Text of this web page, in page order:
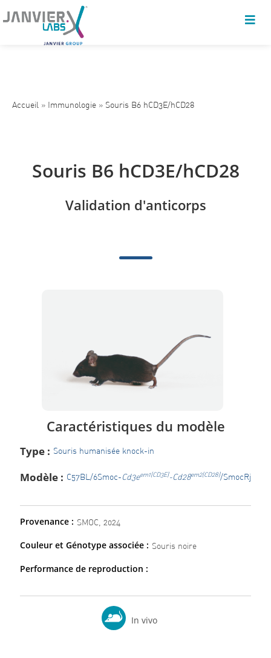
Accueil » Immunologie » Souris B6 hCD3E/hCD28
Souris B6 hCD3E/hCD28
Validation d'anticorps
Caractéristiques du modèle
Type : Souris humanisée knock-in
Modèle : C57BL/6Smoc-Cd3eem1(CD3E)-Cd28em2(CD28)/SmocRj
Provenance : SMOC, 2024
Couleur et Génotype associée : Souris noire
Performance de reproduction :
In vivo